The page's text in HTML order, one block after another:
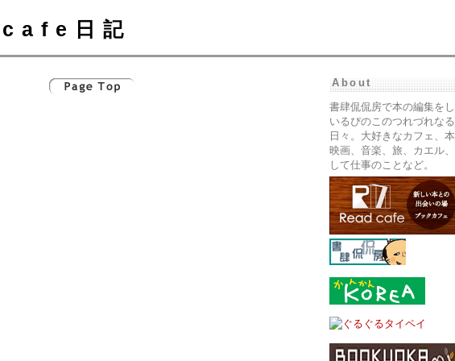
cafe日記
About
書肆侃侃房で本の編集を
いるぴのこのつれづれなる
日々。大好きなカフェ、本
映画、音楽、旅、カエル
して仕事のことなど。